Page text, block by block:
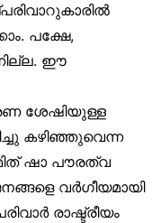
പക്ഷേ,
ഈ
ശേഷിയുള്ള
കഴിഞ്ഞുവെന്ന
ഷാ പൗരത്വ
വർഗീയമായി
രാഷ്ട്രീയം